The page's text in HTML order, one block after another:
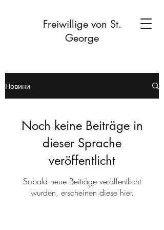
Freiwillige von St.
George
Новини
Noch keine Beiträge in
dieser Sprache
veröffentlicht
Sobald neue Beiträge veröffentlicht
wurden, erscheinen diese hier.